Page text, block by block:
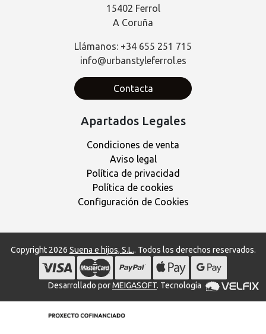
15402 Ferrol
A Coruña
Llámanos: +34 655 251 715
info@urbanstyleferrol.es
Contacta
Apartados Legales
Condiciones de venta
Aviso legal
Política de privacidad
Política de cookies
Configuración de Cookies
Copyright 2026 Suena e hijos, S.L.. Todos los derechos reservados.
Desarrollado porMEIGASOFT. Tecnología